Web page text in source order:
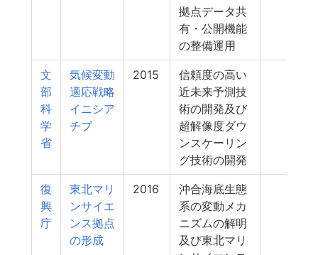
拠点データ共
有・公開機能
の整備運用
文
部
科
学
省
気候変動
適応戦略
イニシア
チブ
2015
信頼度の高い
近未来予測技
術の開発及び
超解像度ダウ
ンスケーリン
グ技術の開発
復
興
庁
東北マリ
ンサイエ
ンス拠点
の形成
2016
沖合海底生態
系の変動メカ
ニズムの解明
及び東北マリ